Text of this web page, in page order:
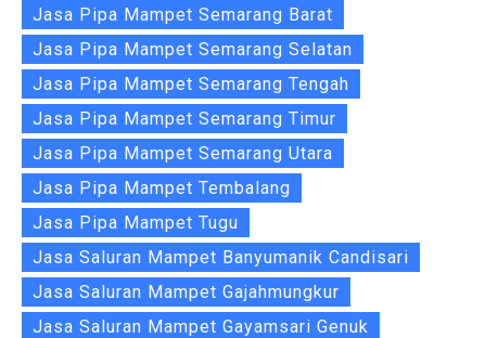
Jasa Pipa Mampet Semarang Barat
Jasa Pipa Mampet Semarang Selatan
Jasa Pipa Mampet Semarang Tengah
Jasa Pipa Mampet Semarang Timur
Jasa Pipa Mampet Semarang Utara
Jasa Pipa Mampet Tembalang
Jasa Pipa Mampet Tugu
Jasa Saluran Mampet Banyumanik Candisari
Jasa Saluran Mampet Gajahmungkur
Jasa Saluran Mampet Gayamsari Genuk